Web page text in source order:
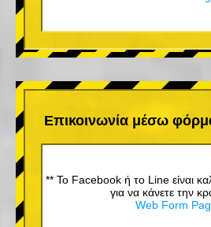
Επικοινωνία μέσω
** Το Facebook ή το Line είναι
για να κάνετε την
Web Form